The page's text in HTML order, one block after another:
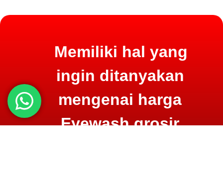
Memiliki hal yang
ingin ditanyakan
mengenai harga
Eyewash grosir